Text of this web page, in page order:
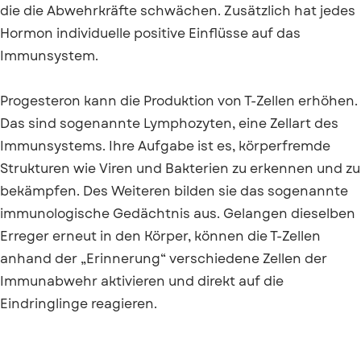
die die Abwehrkräfte schwächen. Zusätzlich hat jedes
Hormon individuelle positive Einflüsse auf das
Immunsystem.
Progesteron kann die Produktion von T-Zellen erhöhen.
Das sind sogenannte Lymphozyten, eine Zellart des
Immunsystems. Ihre Aufgabe ist es, körperfremde
Strukturen wie Viren und Bakterien zu erkennen und zu
bekämpfen. Des Weiteren bilden sie das sogenannte
immunologische Gedächtnis aus. Gelangen dieselben
Erreger erneut in den Körper, können die T-Zellen
anhand der „Erinnerung“ verschiedene Zellen der
Immunabwehr aktivieren und direkt auf die
Eindringlinge reagieren.